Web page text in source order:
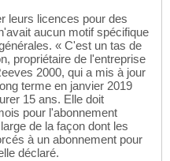
leurs licences pour des
aucun motif spécifique
« C'est un tas de
propriétaire de l'entreprise
2000, qui a mis à jour
terme en janvier 2019
15 ans. Elle doit
pour l'abonnement
de la façon dont les
à un abonnement pour
déclaré.